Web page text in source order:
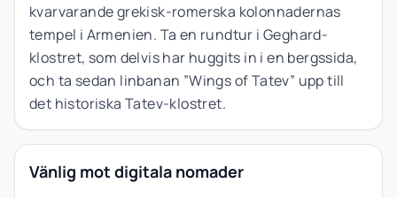
kvarvarande grekisk-romerska kolonnadernas
tempel i Armenien. Ta en rundtur i Geghard-
klostret, som delvis har huggits in i en bergssida,
och ta sedan linbanan ”Wings of Tatev” upp till
det historiska Tatev-klostret.
Vänlig mot digitala nomader